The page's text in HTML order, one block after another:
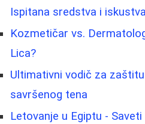
Ispitana sredstva i
Kozmetičar vs.
Lica?
Ultimativni vodič za
savršenog tena
Letovanje u Egiptu -